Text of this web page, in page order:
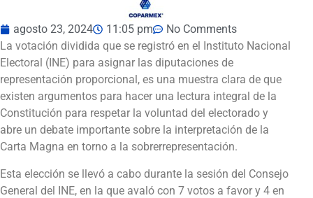
agosto 23, 2024 11:05 pm
No Comments
La votación dividida que se registró en el Instituto Nacional
Electoral (INE) para asignar las diputaciones de
representación proporcional, es una muestra clara de que
existen argumentos para hacer una lectura integral de la
Constitución para respetar la voluntad del electorado y
abre un debate importante sobre la interpretación de la
Carta Magna en torno a la sobrerrepresentación.
Esta elección se llevó a cabo durante la sesión del Consejo
General del INE, en la que avaló con 7 votos a favor y 4 en